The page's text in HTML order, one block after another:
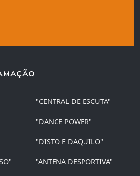
"CENTRAL DE ESCUTA"
"DANCE POWER"
"DISTO E DAQUILO"
"ANTENA DESPORTIVA"